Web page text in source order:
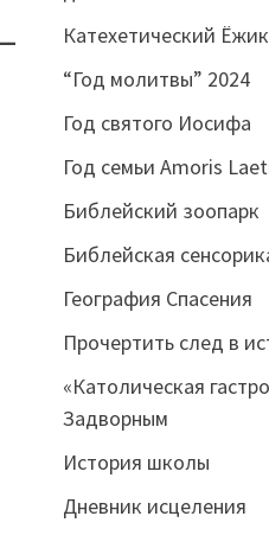
Катехетический Ёжик
“Год молитвы” 2024
Год святого Иосифа
Год семьи Amoris
Библейский зоопарк
Библейская
География Спасения
Прочертить след в
«Католическая
Задворным
История школы
Дневник исцеления